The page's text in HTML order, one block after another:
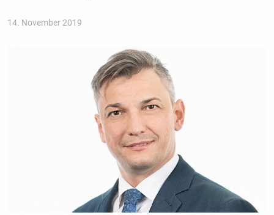
14. November 2019